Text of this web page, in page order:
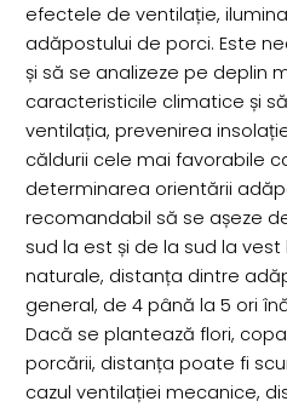
efectele de ventilație,
adăpostului de porci. Este
și să se analizeze pe deplin
caracteristicile climatice și
ventilația, prevenirea
căldurii cele mai favorabile
determinarea orientării
recomandabil să se așeze
sud la est și de la sud la vest
naturale, distanța dintre
general, de 4 până la 5 ori
Dacă se plantează flori,
porcării, distanța poate fi
cazul ventilației mecanice,